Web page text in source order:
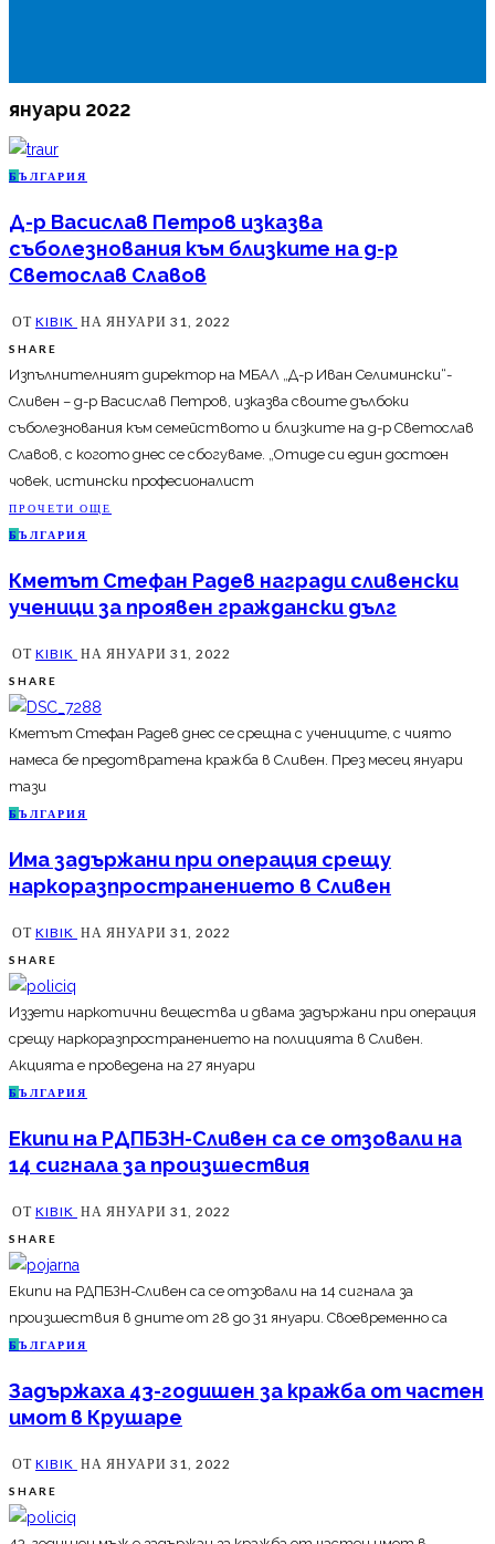
януари 2022
Б ЪЛГАРИЯ
Д-р Васислав Петров изказва
съболезнования към близките на д-р
Светослав Славов
ОТ KIBIK НА ЯНУАРИ 31, 2022
SHARE
Изпълнителният директор на МБАЛ „Д-р Иван Селимински“-
Сливен – д-р Васислав Петров, изказва своите дълбоки
съболезнования към семейството и близките на д-р Светослав
Славов, с когото днес се сбогуваме. „Отиде си един достоен
човек, истински професионалист
ПРОЧЕТИ ОЩЕ
Б ЪЛГАРИЯ
Кметът Стефан Радев награди сливенски
ученици за проявен граждански дълг
ОТ KIBIK НА ЯНУАРИ 31, 2022
SHARE
Кметът Стефан Радев днес се срещна с учениците, с чиято
намеса бе предотвратена кражба в Сливен. През месец януари
тази
Б ЪЛГАРИЯ
Има задържани при операция срещу
наркоразпространението в Сливен
ОТ KIBIK НА ЯНУАРИ 31, 2022
SHARE
Иззети наркотични вещества и двама задържани при операция
срещу наркоразпространението на полицията в Сливен.
Акцията е проведена на 27 януари
Б ЪЛГАРИЯ
Екипи на РДПБЗН-Сливен са се отзовали на
14 сигнала за произшествия
ОТ KIBIK НА ЯНУАРИ 31, 2022
SHARE
Екипи на РДПБЗН-Сливен са се отзовали на 14 сигнала за
произшествия в дните от 28 до 31 януари. Своевременно са
Б ЪЛГАРИЯ
Задържаха 43-годишен за кражба от частен
имот в Крушаре
ОТ KIBIK НА ЯНУАРИ 31, 2022
SHARE